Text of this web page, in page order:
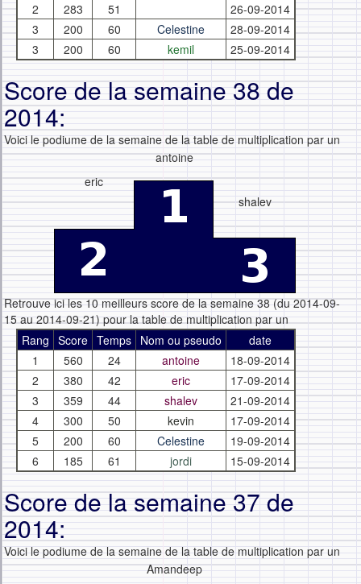
2
283 51
26-09-2014
3
200 60 Celestine
28-09-2014
3
200 60 kemil 25-09-2014
Score de la semaine 38 de
2014:
Voici le podiume de la semaine de la table de multiplication par un
eric
antoine
shalev
Retrouve ici les 10 meilleurs score de la semaine 38 (du 2014-09-
15 au 2014-09-21) pour la table de multiplication par un
Rang Score Temps Nom ou pseudo
date
1
560 24 antoine
18-09-2014
2
380 42 eric
17-09-2014
3
359 44 shalev
21-09-2014
4
300 50 kevin
17-09-2014
5
200 60 Celestine
19-09-2014
6
185 61 jordi 15-09-2014
Score de la semaine 37 de
2014:
Voici le podiume de la semaine de la table de multiplication par un
Amandeep